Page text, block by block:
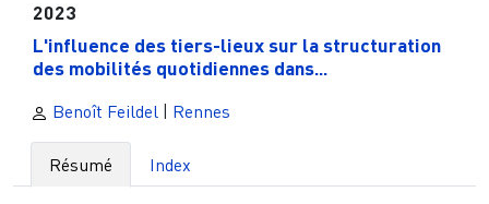
2023
L'influence des tiers-lieux sur la structuration
des mobilités quotidiennes dans...
Benoît Feildel | Rennes
Résumé Index